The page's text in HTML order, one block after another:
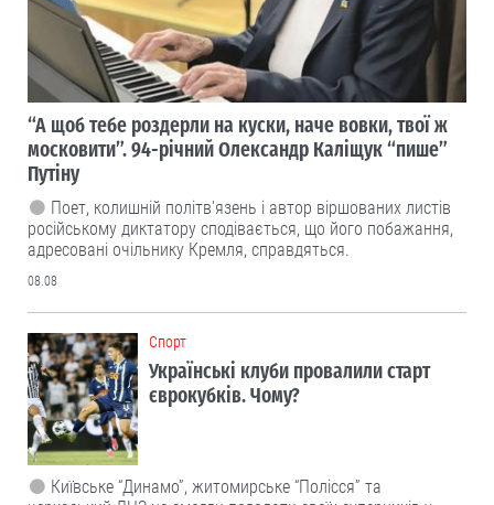
“А щоб тебе роздерли на куски, наче вовки, твої ж
московити”. 94-річний Олександр Каліщук “пише”
Путіну
Поет, колишній політв'язень і автор віршованих листів
російському диктатору сподівається, що його побажання,
адресовані очільнику Кремля, справдяться.
08.08
Cпорт
Українські клуби провалили старт
єврокубків. Чому?
Київське “Динамо”, житомирське “Полісся” та